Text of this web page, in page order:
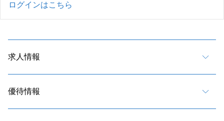
ログインはこちら
求人情報
優待情報